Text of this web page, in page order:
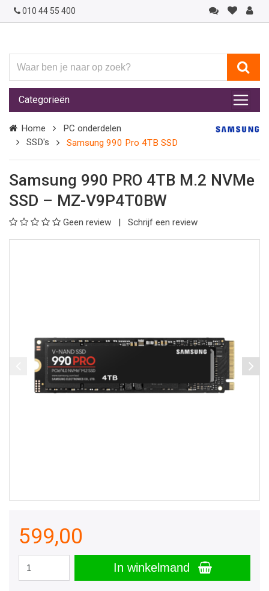
010 44 55 400
ben
je
naar
op
zoek?
Categorieën
Home
PC onderdelen
SSD's
Samsung 990 Pro 4TB SSD
Samsung 990 PRO 4TB M.2 NVMe
SSD – MZ-V9P4T0BW
Geen review Schrijf een review
599,00
In winkelmand